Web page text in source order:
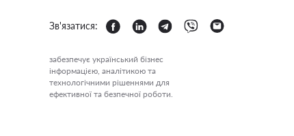
Зв'язатися:
забезпечує український бізнес
інформацією, аналітикою та
технологічними рішеннями для
ефективної та безпечної роботи.